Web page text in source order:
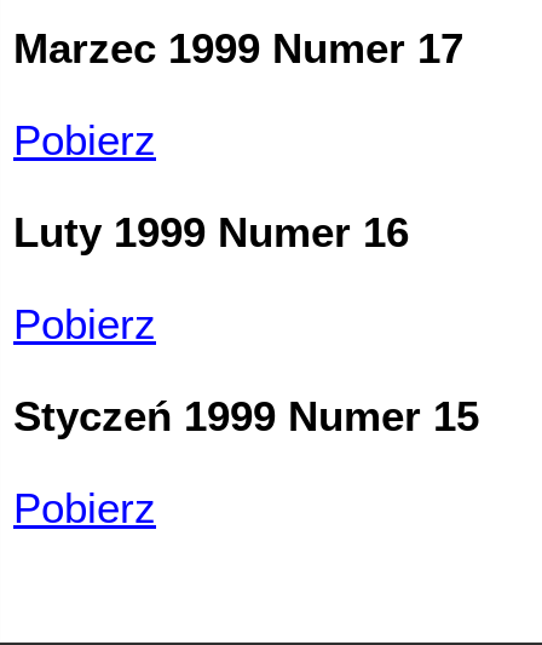
Marzec 1999 Numer 17
Pobierz
Luty 1999 Numer 16
Pobierz
Styczeń 1999 Numer 15
Pobierz